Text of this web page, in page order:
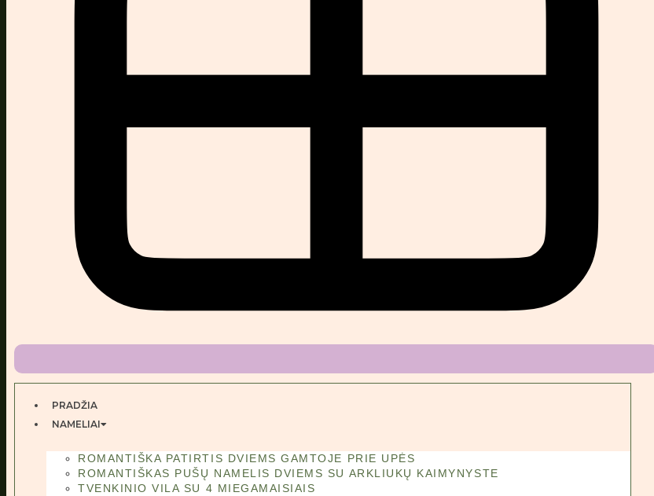
PRADŽIA
NAMELIAI
ROMANTIŠKA PATIRTIS DVIEMS GAMTOJE PRIE UPĖS
ROMANTIŠKAS PUŠŲ NAMELIS DVIEMS SU ARKLIUKŲ KAIMYNYSTE
TVENKINIO VILA SU 4 MIEGAMAISIAIS